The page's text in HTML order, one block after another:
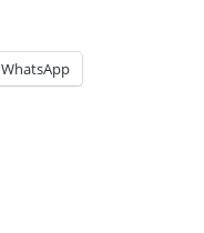
WhatsApp